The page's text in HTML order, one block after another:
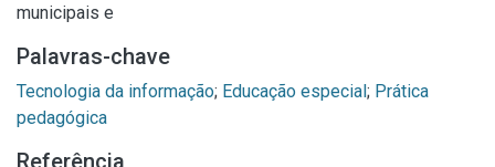
municipais e
Palavras-chave
Tecnologia da informação; Educação especial; Prática
pedagógica
Referência